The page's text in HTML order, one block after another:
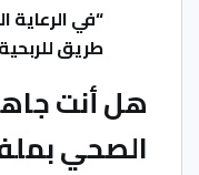
“في
طريق
هل أنت
الصحي